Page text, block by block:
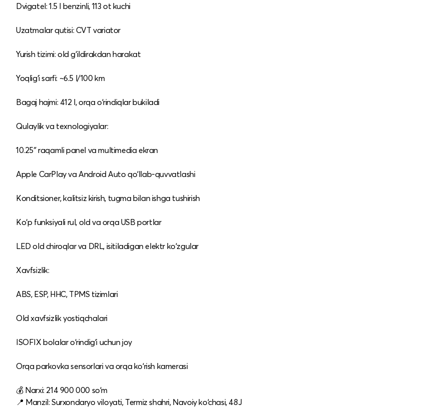
Dvigatel: 1.5 l benzinli, 113 ot kuchi
Uzatmalar qutisi: CVT variator
Yurish tizimi: old g‘ildirakdan harakat
Yoqlig‘i sarfi: ~6.5 l/100 km
Bagaj hajmi: 412 l, orqa o‘rindiqlar bukiladi
Qulaylik va texnologiyalar:
10.25″ raqamli panel va multimedia ekran
Apple CarPlay va Android Auto qo‘llab-quvvatlashi
Konditsioner, kalitsiz kirish, tugma bilan ishga tushirish
Ko‘p funksiyali rul, old va orqa USB portlar
LED old chiroqlar va DRL, isitiladigan elektr ko‘zgular
Xavfsizlik:
ABS, ESP, HHC, TPMS tizimlari
Old xavfsizlik yostiqchalari
ISOFIX bolalar o‘rindig‘i uchun joy
Orqa parkovka sensorlari va orqa ko‘rish kamerasi
💰 Narxi: 214 900 000 so‘m
📍 Manzil: Surxondaryo viloyati, Termiz shahri, Navoiy ko‘chasi, 48J